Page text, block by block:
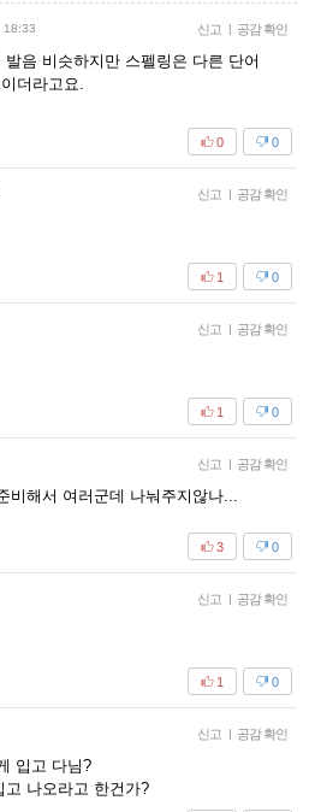
18:33 신고 | 공감 확인
음 비슷하지만 스펠링은 다른 단어
더라고요.
0
0
신고 | 공감 확인
0
1
신고 | 공감 확인
0
1
신고 | 공감 확인
비해서 여러군데 나눠주지않나...
0
3
신고 | 공감 확인
0
1
신고 | 공감 확인
입고 다님?
고 나오라고 한건가?